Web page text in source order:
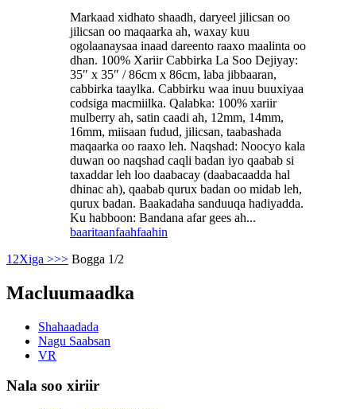
Markaad xidhato shaadh, daryeel jilicsan oo
jilicsan oo maqaarka ah, waxay kuu
ogolaanaysaa inaad dareento raaxo maalinta oo
dhan. 100% Xariir Cabbirka La Soo Dejiyay:
35″ x 35″ / 86cm x 86cm, laba jibbaaran,
cabbirka taaylka. Cabbirku waa inuu buuxiyaa
codsiga macmiilka. Qalabka: 100% xariir
mulberry ah, satin caadi ah, 12mm, 14mm,
16mm, miisaan fudud, jilicsan, taabashada
maqaarka oo raaxo leh. Naqshad: Noocyo kala
duwan oo naqshad caqli badan iyo qaabab si
taxaddar leh loo daabacay (daabacaadda hal
dhinac ah), qaabab qurux badan oo midab leh,
qurux badan. Baakadaha sanduuqa hadiyadda.
Ku habboon: Bandana afar gees ah...
baaritaanfaahfaahin
1 2Xiga >>> Bogga 1/2
Macluumaadka
Shahaadada
Nagu Saabsan
VR
Nala soo xiriir